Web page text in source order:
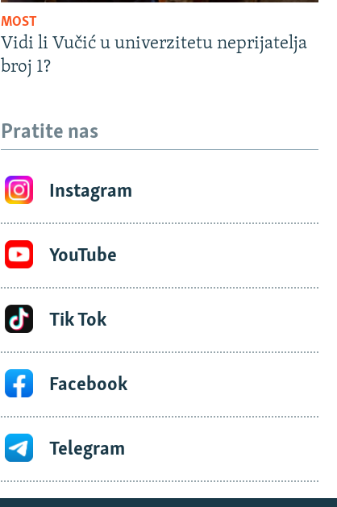
MOST
Vidi li Vučić u univerzitetu neprijatelja
broj 1?
Pratite nas
Instagram
YouTube
Tik Tok
Facebook
Telegram